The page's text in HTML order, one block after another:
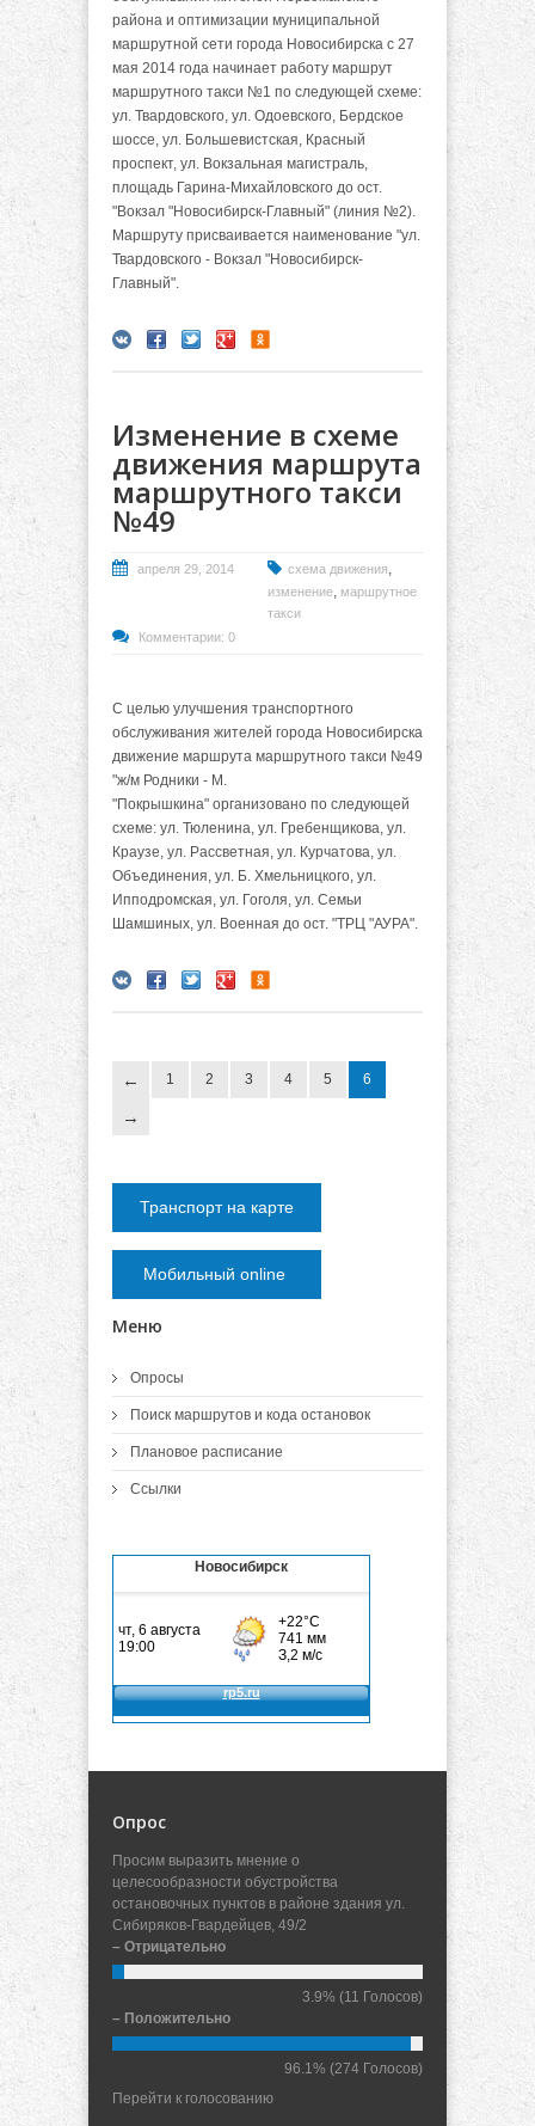
района и оптимизации муниципальной
маршрутной сети города Новосибирска с 27
мая 2014 года начинает работу маршрут
маршрутного такси №1 по следующей схеме:
ул. Твардовского, ул. Одоевского, Бердское
шоссе, ул. Большевистская, Красный
проспект, ул. Вокзальная магистраль,
площадь Гарина-Михайловского до ост.
"Вокзал "Новосибирск-Главный" (линия №2).
Маршруту присваивается наименование "ул.
Твардовского - Вокзал "Новосибирск-
Главный".
Изменение в схеме
движения маршрута
маршрутного такси
№49
апреля 29, 2014 схема движения,
изменение, маршрутное
такси
Комментарии: 0
С целью улучшения транспортного
обслуживания жителей города Новосибирска
движение маршрута маршрутного такси №49
"ж/м Родники - М.
"Покрышкина" организовано по следующей
схеме: ул. Тюленина, ул. Гребенщикова, ул.
Краузе, ул. Рассветная, ул. Курчатова, ул.
Объединения, ул. Б. Хмельницкого, ул.
Ипподромская, ул. Гоголя, ул. Семьи
Шамшиных, ул. Военная до ост. "ТРЦ "АУРА".
1 2 3 4 5 6
Транспорт на карте
Мобильный online
Меню
Опросы
Поиск маршрутов и кода остановок
Плановое расписание
Ссылки
Новосибирск
Опрос
Просим выразить мнение о
целесообразности обустройства
остановочных пунктов в районе здания ул.
Сибиряков-Гвардейцев, 49/2
– Отрицательно
3.9% (11 Голосов)
– Положительно
96.1% (274 Голосов)
Перейти к голосованию